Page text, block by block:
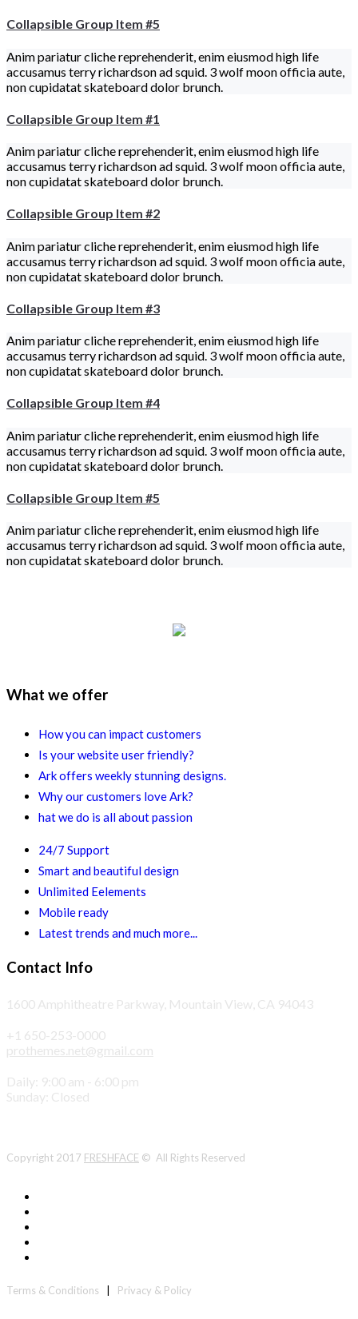
Collapsible Group Item #5
Anim pariatur cliche reprehenderit, enim eiusmod high life
accusamus terry richardson ad squid. 3 wolf moon officia aute,
non cupidatat skateboard dolor brunch.
Collapsible Group Item #1
Anim pariatur cliche reprehenderit, enim eiusmod high life
accusamus terry richardson ad squid. 3 wolf moon officia aute,
non cupidatat skateboard dolor brunch.
Collapsible Group Item #2
Anim pariatur cliche reprehenderit, enim eiusmod high life
accusamus terry richardson ad squid. 3 wolf moon officia aute,
non cupidatat skateboard dolor brunch.
Collapsible Group Item #3
Anim pariatur cliche reprehenderit, enim eiusmod high life
accusamus terry richardson ad squid. 3 wolf moon officia aute,
non cupidatat skateboard dolor brunch.
Collapsible Group Item #4
Anim pariatur cliche reprehenderit, enim eiusmod high life
accusamus terry richardson ad squid. 3 wolf moon officia aute,
non cupidatat skateboard dolor brunch.
Collapsible Group Item #5
Anim pariatur cliche reprehenderit, enim eiusmod high life
accusamus terry richardson ad squid. 3 wolf moon officia aute,
non cupidatat skateboard dolor brunch.
What we offer
How you can impact customers
Is your website user friendly?
Ark offers weekly stunning designs.
Why our customers love Ark?
hat we do is all about passion
24/7 Support
Smart and beautiful design
Unlimited Eelements
Mobile ready
Latest trends and much more...
Contact Info
1600 Amphitheatre Parkway, Mountain View, CA 94043
+1 650-253-0000
prothemes.net@gmail.com
Daily: 9:00 am - 6:00 pm
Sunday: Closed
Copyright 2017 FRESHFACE © All Rights Reserved
Terms & Conditions | Privacy & Policy